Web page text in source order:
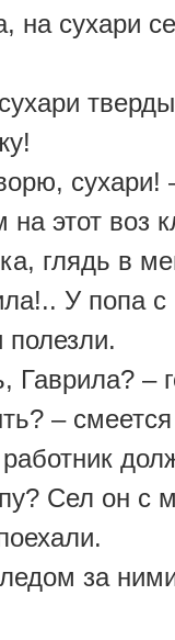
на сухари
сухари!
этот воз
глядь в
У попа
полезли.
Гаврила? –
–
Сел он с
за